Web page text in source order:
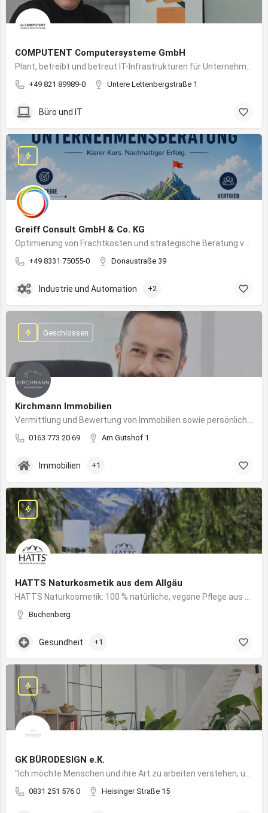
COMPUTENT Computersysteme GmbH
+49 821 89989-0 Untere Lettenbergstraße 1
Büro und IT
Greiff Consult GmbH & Co. KG
+49 8331 75055-0 Donaustraße 39
Industrie und Automation +2
Kirchmann Immobilien
0163 773 20 69 Am Gutshof 1
Geschlossen
Immobilien +1
HATTS Naturkosmetik aus dem Allgäu
Buchenberg
Gesundheit +1
GK BÜRODESIGN e.K.
0831 251 576 0 Heisinger Straße 15